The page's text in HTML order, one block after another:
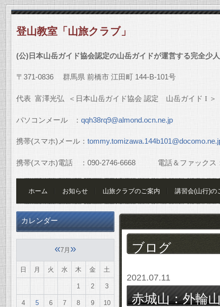
登山教室「山旅クラブ」
(公)日本山岳ガイド協会認定の山岳ガイドが運営する完全少
〒 371-0836 群馬県 前橋市 江田町 144-B-101号
代表 富澤光弘 ＜日本山岳ガイド協会 認定 山岳ガイド I ＞
パソコンメール ： qqh38rq9@almond.ocn.ne.jp
携帯(スマホ)メール：
携帯(スマホ)電話 ： 090-2746-6668電話＆ファックス
ホーム お知らせ 山旅クラブのご案内 講習会(山行)の
ブログ
2021.07.11
赤城山：外輪
カレンダー
«7月 »
日 月 火 水 木 金 土
1 2 3
4 5 6 7 8 9 10